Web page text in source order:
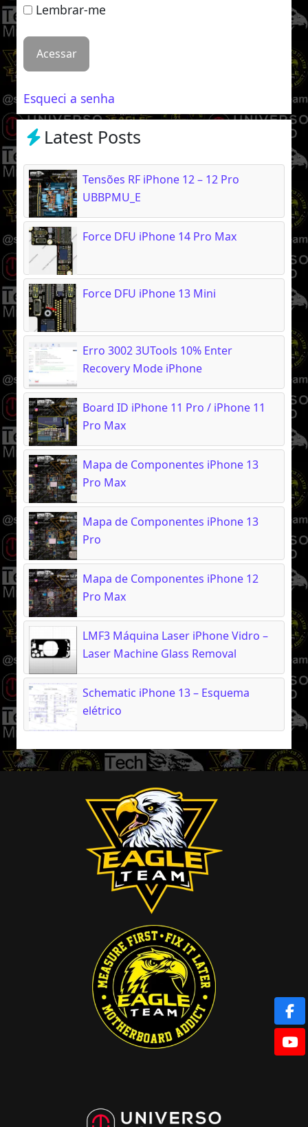
Lembrar-me
Esqueci a senha
Latest Posts
Tensões RF iPhone 12 – 12 Pro
UBBPMU_E
Force DFU iPhone 14 Pro Max
Force DFU iPhone 13 Mini
Erro 3002 3UTools 10% Enter
Recovery Mode iPhone
Board ID iPhone 11 Pro / iPhone 11
Pro Max
Mapa de Componentes iPhone 13
Pro Max
Mapa de Componentes iPhone 13
Pro
Mapa de Componentes iPhone 12
Pro Max
LMF3 Máquina Laser iPhone Vidro –
Laser Machine Glass Removal
Schematic iPhone 13 – Esquema
elétrico